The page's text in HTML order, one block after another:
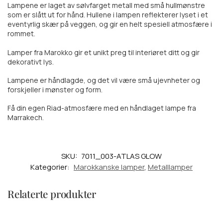
Lampene er laget av sølvfarget metall med små hullmønstre
som er slått ut for hånd. Hullene i lampen reflekterer lyset i et
eventyrlig skær på veggen, og gir en helt spesiell atmosfære i
rommet.
Lamper fra Marokko gir et unikt preg til interiøret ditt og gir
dekorativt lys.
Lampene er håndlagde, og det vil være små ujevnheter og
forskjeller i mønster og form.
Få din egen Riad-atmosfære med en håndlaget lampe fra
Marrakech.
SKU: 7011_003-ATLAS GLOW
Kategorier: Marokkanske lamper, Metalllamper
Relaterte produkter